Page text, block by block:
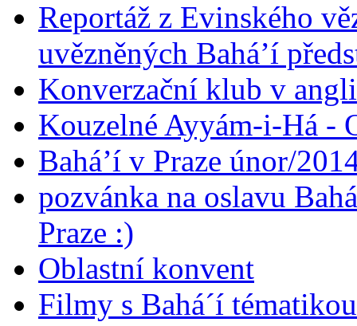
Reportáž z Evinského
uvězněných Bahá’í
Konverzační klub v
Kouzelné Ayyám-i-Há -
Bahá’í v Praze únor/
pozvánka na oslavu
Praze :)
Oblastní konvent
Filmy s Bahá´í